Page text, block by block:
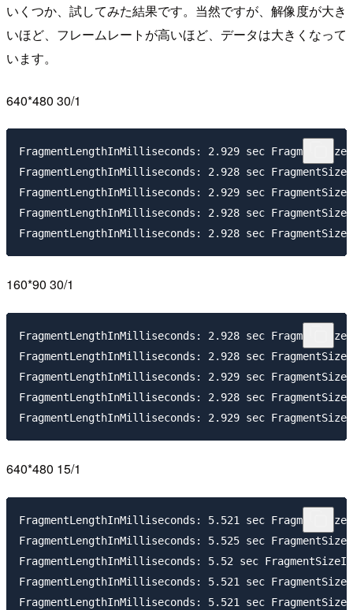
いくつか、試してみた結果です。当然ですが、解像度が大き
いほど、フレームレートが高いほど、データは大きくなって
います。
640*480 30/1
FragmentLengthInMilliseconds: 2.929 sec
FragmentLengthInMilliseconds: 2.928 sec
FragmentLengthInMilliseconds: 2.929 sec
FragmentLengthInMilliseconds: 2.928 sec
160*90 30/1
FragmentLengthInMilliseconds: 2.928 sec
FragmentLengthInMilliseconds: 2.928 sec
FragmentLengthInMilliseconds: 2.929 sec
FragmentLengthInMilliseconds: 2.928 sec
640*480 15/1
FragmentLengthInMilliseconds: 5.521 sec
FragmentLengthInMilliseconds: 5.525 sec
FragmentLengthInMilliseconds: 5.52 sec
FragmentLengthInMilliseconds: 5.521 sec